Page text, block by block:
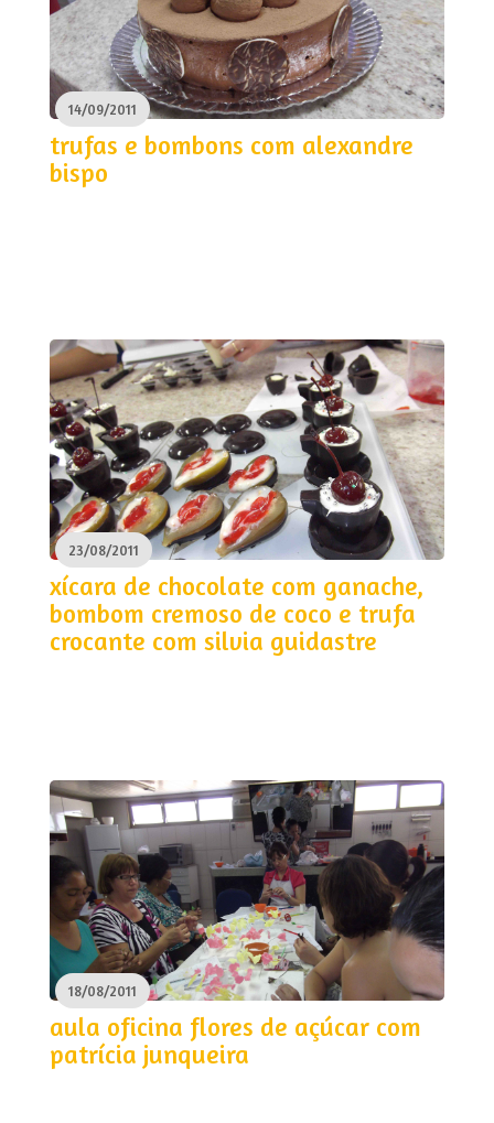
14/09/2011
trufas e bombons com alexandre
bispo
23/08/2011
xícara de chocolate com ganache,
bombom cremoso de coco e trufa
crocante com silvia guidastre
18/08/2011
aula oficina flores de açúcar com
patrícia junqueira